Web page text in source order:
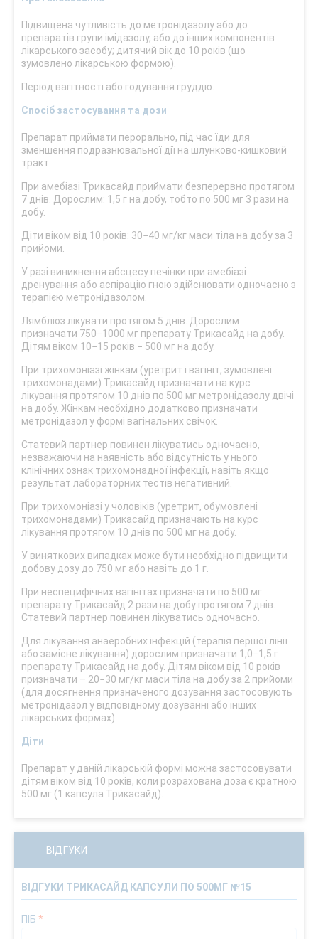
Підвищена чутливість до метронідазолу або до
препаратів групи імідазолу, або до інших компонентів
лікарського засобу; дитячий вік до 10 років (що
зумовлено лікарською формою).
Період вагітності або годування груддю.
Спосіб застосування та дози
Препарат приймати перорально, під час їди для
зменшення подразнювальної дії на шлунково-кишковий
тракт.
При амебіазі Трикасайд приймати безперервно протягом
7 днів. Дорослим: 1,5 г на добу, тобто по 500 мг 3 рази на
добу.
Діти віком від 10 років: 30−40 мг/кг маси тіла на добу за 3
прийоми.
У разі виникнення абсцесу печінки при амебіазі
дренування або аспірацію гною здійснювати одночасно з
терапією метронідазолом.
Лямбліоз лікувати протягом 5 днів. Дорослим
призначати 750−1000 мг препарату Трикасайд на добу.
Дітям віком 10−15 років − 500 мг на добу.
При трихомоніазі жінкам (уретрит і вагініт, зумовлені
трихомонадами) Трикасайд призначати на курс
лікування протягом 10 днів по 500 мг метронідазолу двічі
на добу. Жінкам необхідно додатково призначати
метронідазол у формі вагінальних свічок.
Статевий партнер повинен лікуватись одночасно,
незважаючи на наявність або відсутність у нього
клінічних ознак трихомонадної інфекції, навіть якщо
результат лабораторних тестів негативний.
При трихомоніазі у чоловіків (уретрит, обумовлені
трихомонадами) Трикасайд призначають на курс
лікування протягом 10 днів по 500 мг на добу.
У виняткових випадках може бути необхідно підвищити
добову дозу до 750 мг або навіть до 1 г.
При неспецифічних вагінітах призначати по 500 мг
препарату Трикасайд 2 рази на добу протягом 7 днів.
Статевий партнер повинен лікуватись одночасно.
Для лікування анаеробних інфекцій (терапія першої лінії
або замісне лікування) дорослим призначати 1,0−1,5 г
препарату Трикасайд на добу. Дітям віком від 10 років
призначати – 20−30 мг/кг маси тіла на добу за 2 прийоми
(для досягнення призначеного дозування застосовують
метронідазол у відповідному дозуванні або інших
лікарських формах).
Діти
Препарат у даній лікарській формі можна застосовувати
дітям віком від 10 років, коли розрахована доза є кратною
500 мг (1 капсула Трикасайд).
ВІДГУКИ
ВІДГУКИ ТРИКАСАЙД КАПСУЛИ ПО 500МГ №15
ПІБ *